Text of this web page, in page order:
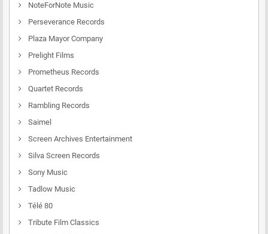
NoteForNote Music
Perseverance Records
Plaza Mayor Company
Prelight Films
Prometheus Records
Quartet Records
Rambling Records
Saimel
Screen Archives Entertainment
Silva Screen Records
Sony Music
Tadlow Music
Télé 80
Tribute Film Classics